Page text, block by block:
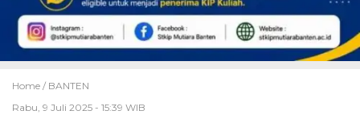
Home / BANTEN
Rabu, 9 Juli 2025 - 15:39 WIB